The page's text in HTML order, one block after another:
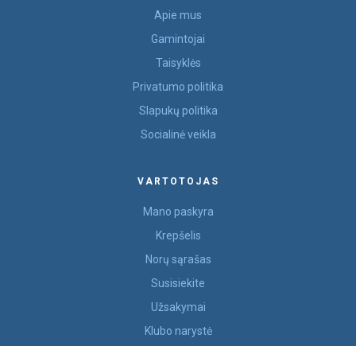
Apie mus
Gamintojai
Taisyklės
Privatumo politika
Slapukų politika
Socialinė veikla
VARTOTOJAS
Mano paskyra
Krepšelis
Norų sąrašas
Susisiekite
Užsakymai
Klubo narystė